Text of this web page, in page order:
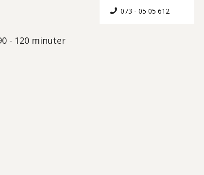
- 120 minuter
073 - 05 05 612